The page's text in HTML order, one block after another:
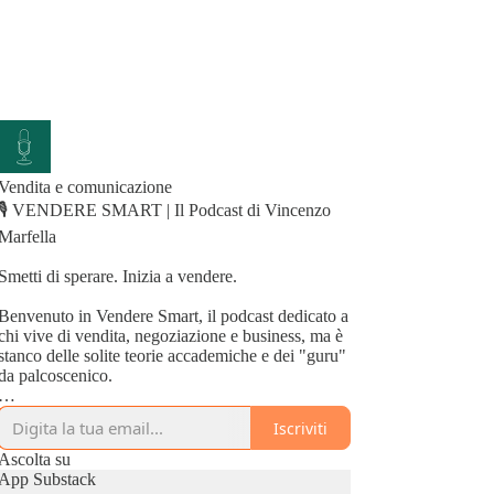
e comunicazione
VENDERE SMART | Il Podcast di Vincenzo
Smetti di sperare. Inizia a vendere.
in Vendere Smart, il podcast dedicato a
vive di vendita, negoziazione e business, ma è
delle solite teorie accademiche e dei "guru"
palcoscenico.
non troverai motivazione spicciola, ma
metodo scientifico applicato alla trincea
quotidiana.
Iscriviti
Ascolta su
App Substack